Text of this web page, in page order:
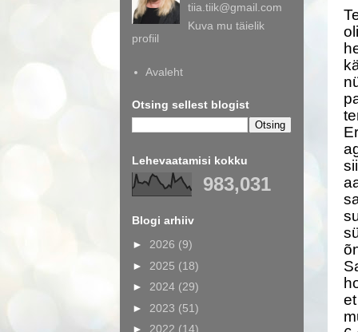
tiia.tiik@gmail.com
Kuva mu täielik
profiil
Avaleht
Otsing sellest blogist
Lehevaatamisi kokku
983,031
Blogi arhiiv
► 2026 (9)
► 2025 (18)
► 2024 (29)
► 2023 (51)
► 2022 (14)